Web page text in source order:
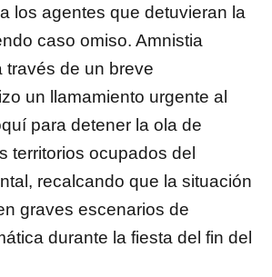
los agentes que detuvieran la
caso omiso. Amnistia
través de un breve
un llamamiento urgente al
para detener la ola de
territorios ocupados del
recalcando que la situación
graves escenarios de
durante la fiesta del fin del